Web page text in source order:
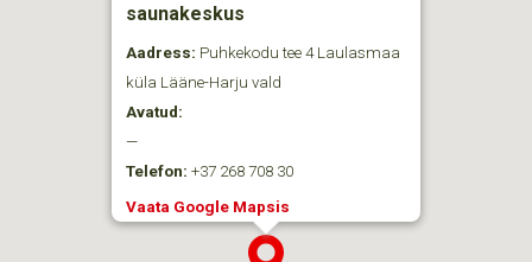
saunakeskus
Aadress: Puhkekodu tee 4 Laulasmaa
küla Lääne-Harju vald
Avatud:
—
Telefon: +37 268 708 30
Vaata Google Mapsis